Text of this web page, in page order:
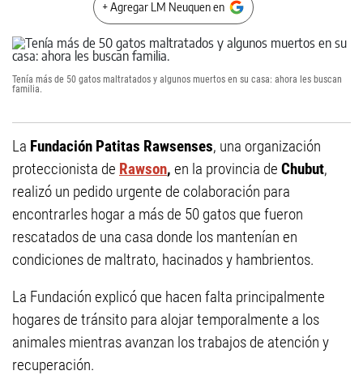
+ Agregar LM Neuquen en
Tenía más de 50 gatos maltratados y algunos muertos en su casa: ahora les buscan
familia.
La Fundación Patitas Rawsenses, una organización
proteccionista de Rawson, en la provincia de Chubut,
realizó un pedido urgente de colaboración para
encontrarles hogar a más de 50 gatos que fueron
rescatados de una casa donde los mantenían en
condiciones de maltrato, hacinados y hambrientos.
La Fundación explicó que hacen falta principalmente
hogares de tránsito para alojar temporalmente a los
animales mientras avanzan los trabajos de atención y
recuperación.